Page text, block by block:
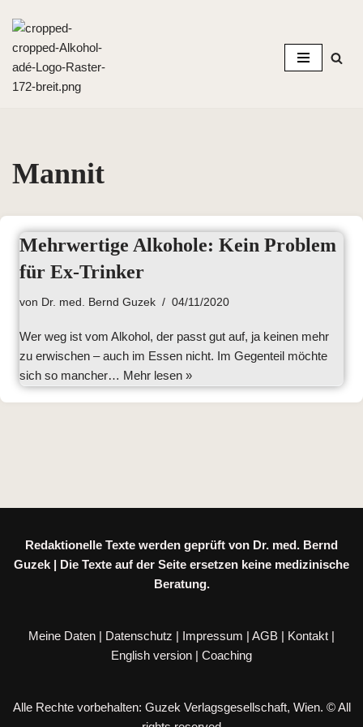
Zum
Inhalt
springen
Mannit
Mehrwertige Alkohole: Kein Problem
für Ex-Trinker
von Dr. med. Bernd Guzek 04/11/2020
Wer weg ist vom Alkohol, der passt gut auf, ja keinen mehr
zu erwischen – auch im Essen nicht. Im Gegenteil möchte
sich so mancher… Mehr lesen »
Redaktionelle Texte werden geprüft von Dr. med. Bernd
Guzek | Die Texte auf der Seite ersetzen keine medizinische
Beratung.
Meine Daten | Datenschutz | Impressum | AGB | Kontakt |
English version | Coaching
Alle Rechte vorbehalten: Guzek Verlagsgesellschaft, Wien. © All